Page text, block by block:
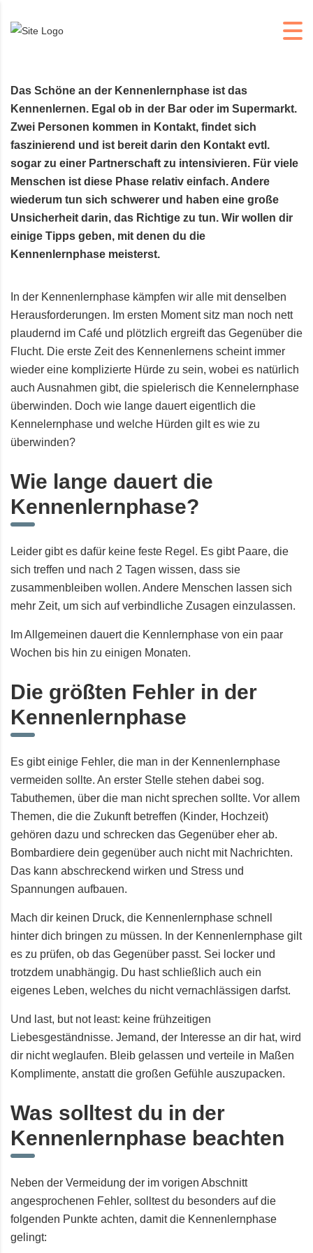
Das Schöne an der Kennenlernphase ist das
Kennenlernen. Egal ob in der Bar oder im Supermarkt.
Zwei Personen kommen in Kontakt, findet sich
faszinierend und ist bereit darin den Kontakt evtl.
sogar zu einer Partnerschaft zu intensivieren. Für viele
Menschen ist diese Phase relativ einfach. Andere
wiederum tun sich schwerer und haben eine große
Unsicherheit darin, das Richtige zu tun. Wir wollen dir
einige Tipps geben, mit denen du die
Kennenlernphase meisterst.
In der Kennenlernphase kämpfen wir alle mit denselben
Herausforderungen. Im ersten Moment sitz man noch nett
plaudernd im Café und plötzlich ergreift das Gegenüber die
Flucht. Die erste Zeit des Kennenlernens scheint immer
wieder eine komplizierte Hürde zu sein, wobei es natürlich
auch Ausnahmen gibt, die spielerisch die Kennelernphase
überwinden. Doch wie lange dauert eigentlich die
Kennelernphase und welche Hürden gilt es wie zu
überwinden?
Wie lange dauert die
Kennenlernphase?
Leider gibt es dafür keine feste Regel. Es gibt Paare, die
sich treffen und nach 2 Tagen wissen, dass sie
zusammenbleiben wollen. Andere Menschen lassen sich
mehr Zeit, um sich auf verbindliche Zusagen einzulassen.
Im Allgemeinen dauert die Kennlernphase von ein paar
Wochen bis hin zu einigen Monaten.
Die größten Fehler in der
Kennenlernphase
Es gibt einige Fehler, die man in der Kennenlernphase
vermeiden sollte. An erster Stelle stehen dabei sog.
Tabuthemen, über die man nicht sprechen sollte. Vor allem
Themen, die die Zukunft betreffen (Kinder, Hochzeit)
gehören dazu und schrecken das Gegenüber eher ab.
Bombardiere dein gegenüber auch nicht mit Nachrichten.
Das kann abschreckend wirken und Stress und
Spannungen aufbauen.
Mach dir keinen Druck, die Kennenlernphase schnell
hinter dich bringen zu müssen. In der Kennenlernphase gilt
es zu prüfen, ob das Gegenüber passt. Sei locker und
trotzdem unabhängig. Du hast schließlich auch ein
eigenes Leben, welches du nicht vernachlässigen darfst.
Und last, but notleast: keine frühzeitigen
Liebesgeständnisse. Jemand, der Interesse an dir hat, wird
dir nicht weglaufen. Bleib gelassen und verteile in Maßen
Komplimente, anstatt die großen Gefühle auszupacken.
Was solltest du in der
Kennenlernphase beachten
Neben der Vermeidung der im vorigen Abschnitt
angesprochenen Fehler, solltest du besonders auf die
folgenden Punkte achten, damit die Kennenlernphase
gelingt: